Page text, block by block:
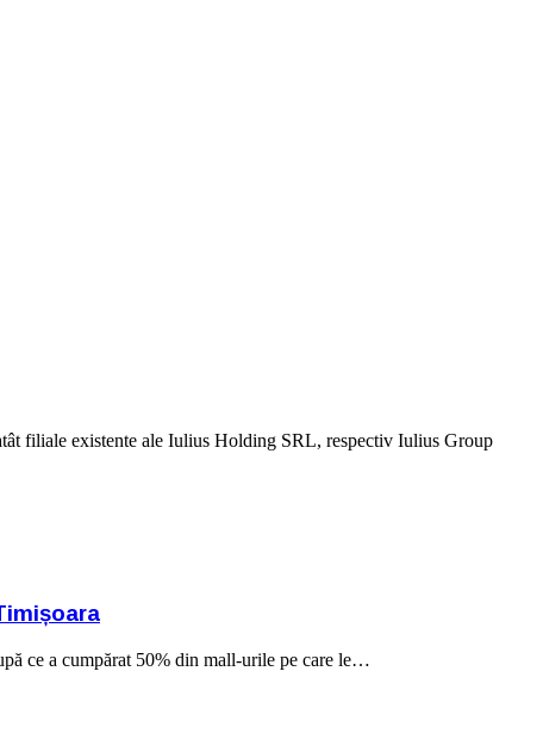
filiale existente ale Iulius Holding SRL, respectiv Iulius Group
ce a cumpărat 50% din mall-urile pe care le…